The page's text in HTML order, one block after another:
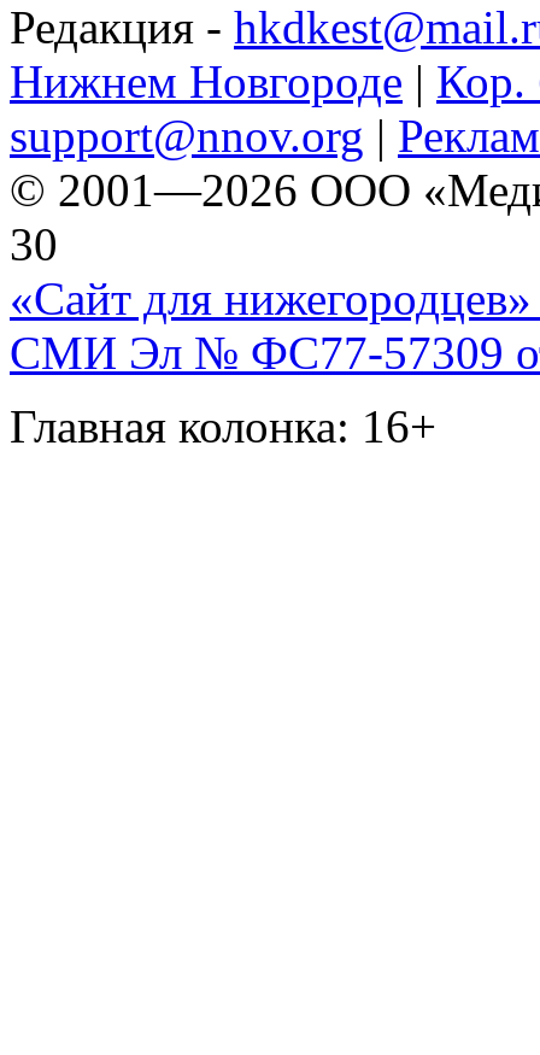
Редакция -
Нижнем Новгороде | Кор.
support@nnov.org |
© 2001—2026 ООО
30
«Сайт для нижегородцев»
СМИ Эл № ФС77-57309
Главная колонка: 16+